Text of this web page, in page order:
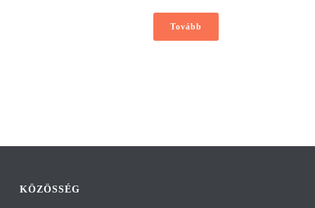
Tovább
KÖZÖSSÉG